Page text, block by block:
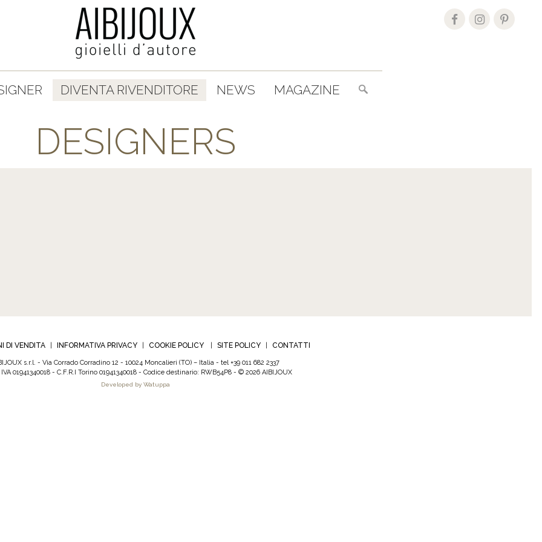
DIVENTA RIVENDITORE NEWS MAGAZINE
DESIGNERS
DI VENDITA INFORMATIVA PRIVACY COOKIE POLICY SITE POLICY CONTATTI
s.r.l. - Via Corrado Corradino 12 - 10024 Moncalieri (TO) – Italia - tel +39 011 682 2337
01941340018 - C.F.R.I Torino 01941340018 - Codice destinario: RWB54P8 - © 2026 AIBIJOUX
Developed by Watuppa